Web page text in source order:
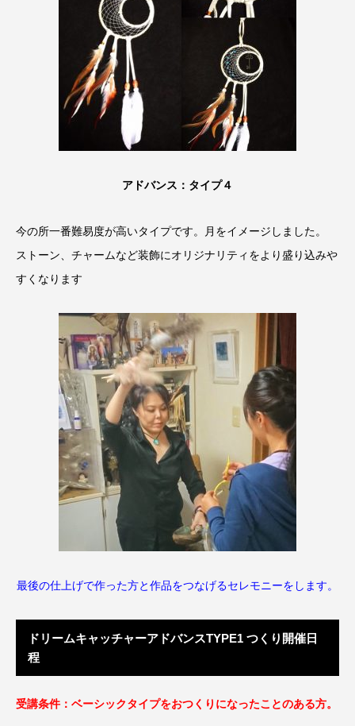
アドバンス：タイプ４
今の所一番難易度が高いタイプです。月をイメージしました。
ストーン、チャームなど装飾にオリジナリティをより盛り込みや
すくなります
最後の仕上げで作った方と作品をつなげるセレモニーをします。
ドリームキャッチャーアドバンスTYPE1 つくり開催日
程
受講条件：ベーシックタイプをおつくりになったことのある方。